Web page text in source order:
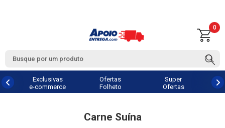
0
Exclusivas
e-commerce
Ofertas
Folheto
Super
Ofertas
Carne Suína